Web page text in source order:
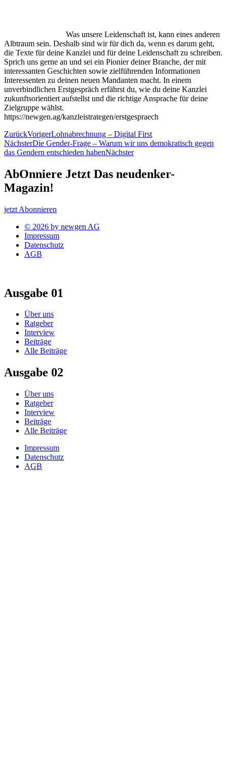
Was unsere Leidenschaft ist, kann eines anderen
Albtraum sein. Deshalb sind wir für dich da, wenn es darum geht,
die Texte für deine Kanzlei und für deine Leidenschaft zu schreiben.
Sprich uns gerne an und sei ein Pionier deiner Branche, der mit
interessanten Geschichten sowie zielführenden Informationen
Interessenten zu deinen neuen Mandanten macht. In einem
unverbindlichen Erstgespräch erfährst du, wie du deine Kanzlei
zukunftsorientiert aufstellst und die richtige Ansprache für deine
Zielgruppe wählst.
https://newgen.ag/kanzleistrategen/erstgespraech
ZurückVorigerLohnabrechnung – Digital First
NächsterDie Gender-Frage – Warum wir uns demokratisch gegen
das Gendern entschieden habenNächster
AbOnniere Jetzt Das neudenker-
Magazin!
jetzt Abonnieren
© 2026 by newgen AG
Impressum
Datenschutz
AGB
Ausgabe 01
Über uns
Ratgeber
Interview
Beiträge
Alle Beiträge
Ausgabe 02
Über uns
Ratgeber
Interview
Beiträge
Alle Beiträge
Impressum
Datenschutz
AGB